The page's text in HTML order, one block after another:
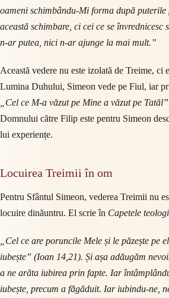
oameni schimbându-Mi forma după
această schimbare, ci cei ce se învrednicesc
n-ar putea, nici n-ar ajunge la mai mult.”
Această vedere nu este izolată de Treime, ci
Lumina Duhului, Simeon vede pe Fiul, iar
„Cel ce M-a văzut pe Mine a văzut pe Tatăl”
Domnului către Filip este pentru Simeon
lui experiențe.
Locuirea Treimii în om
Pentru Sfântul Simeon, vederea Treimii nu
locuire dinăuntru. El scrie în Capetele
„Cel ce are poruncile Mele și le păzește pe
iubește” (Ioan 14,21). Și așa adăugăm
a ne arăta iubirea prin fapte. Iar
iubește, precum a făgăduit. Iar iubindu-ne,